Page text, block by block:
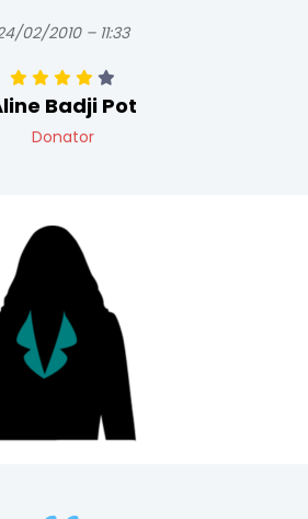
02/2010 – 11:33
Badji Pot
Donator